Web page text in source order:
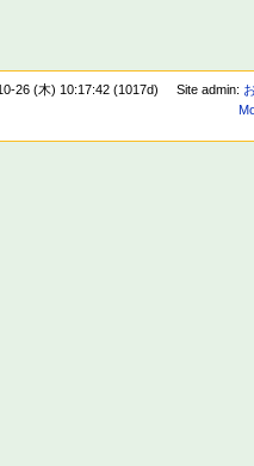
26 (木) 10:17:42 (1017d) Site admin: